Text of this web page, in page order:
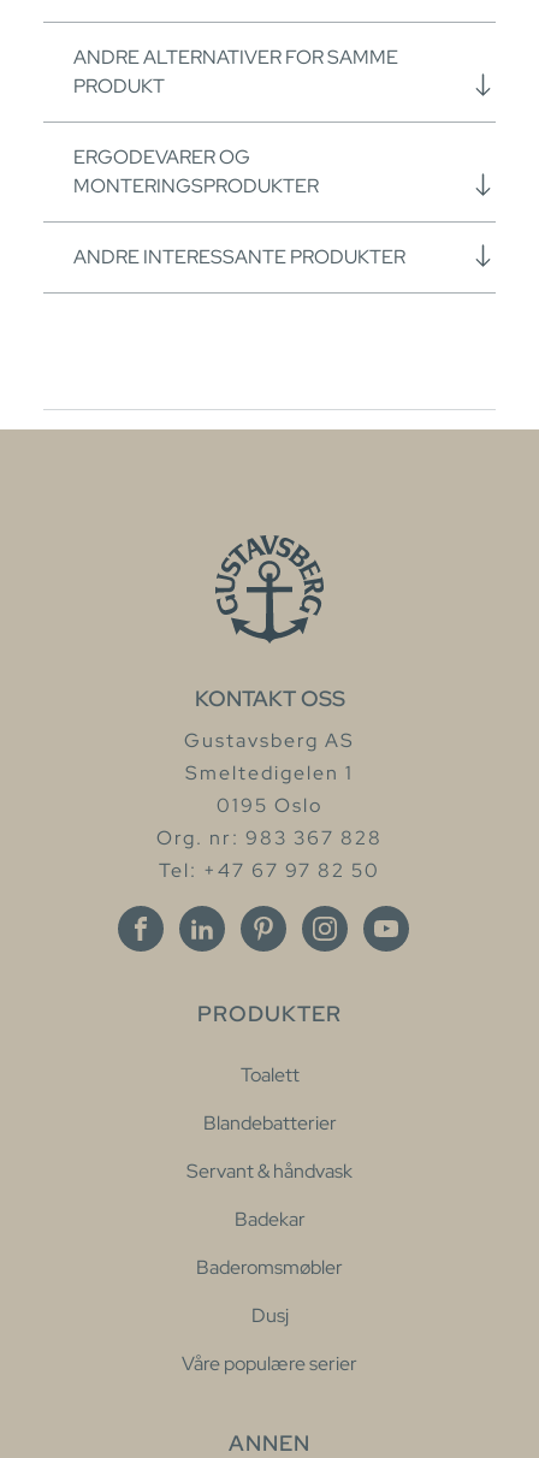
ANDRE ALTERNATIVER FOR SAMME
PRODUKT
ERGODEVARER OG
MONTERINGSPRODUKTER
ANDRE INTERESSANTE PRODUKTER
KONTAKT OSS
Gustavsberg AS
Smeltedigelen 1
0195 Oslo
Org. nr: 983 367 828
Tel: +47 67 97 82 50
PRODUKTER
Toalett
Blandebatterier
Servant & håndvask
Badekar
Baderomsmøbler
Dusj
Våre populære serier
ANNEN